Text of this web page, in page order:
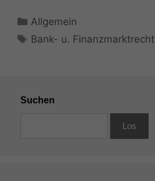
Kategorien
Allgemein
Schlagwörter
Bank- u. Finanzmarktrecht
Suchen